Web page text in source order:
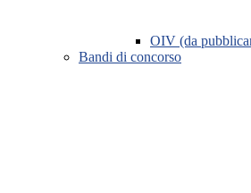
OIV (da
Bandi di concorso